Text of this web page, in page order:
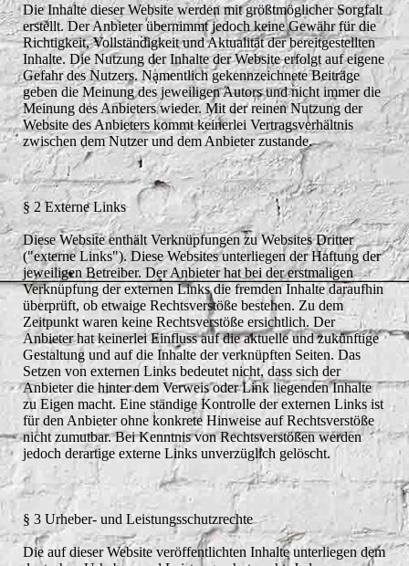
Die Inhalte dieser Website werden mit größtmöglicher Sorgfalt
erstellt. Der Anbieter übernimmt jedoch keine Gewähr für die
Richtigkeit, Vollständigkeit und Aktualität der bereitgestellten
Inhalte. Die Nutzung der Inhalte der Website erfolgt auf eigene
Gefahr des Nutzers. Namentlich gekennzeichnete Beiträge
geben die Meinung des jeweiligen Autors und nicht immer die
Meinung des Anbieters wieder. Mit der reinen Nutzung der
Website des Anbieters kommt keinerlei Vertragsverhältnis
zwischen dem Nutzer und dem Anbieter zustande.
§ 2 Externe Links
Diese Website enthält Verknüpfungen zu Websites Dritter
("externe Links"). Diese Websites unterliegen der Haftung der
jeweiligen Betreiber. Der Anbieter hat bei der erstmaligen
Verknüpfung der externen Links die fremden Inhalte daraufhin
überprüft, ob etwaige Rechtsverstöße bestehen. Zu dem
Zeitpunkt waren keine Rechtsverstöße ersichtlich. Der
Anbieter hat keinerlei Einfluss auf die aktuelle und zukünftige
Gestaltung und auf die Inhalte der verknüpften Seiten. Das
Setzen von externen Links bedeutet nicht, dass sich der
Anbieter die hinter dem Verweis oder Link liegenden Inhalte
zu Eigen macht. Eine ständige Kontrolle der externen Links ist
für den Anbieter ohne konkrete Hinweise auf Rechtsverstöße
nicht zumutbar. Bei Kenntnis von Rechtsverstößen werden
jedoch derartige externe Links unverzüglich gelöscht.
§ 3 Urheber- und Leistungsschutzrechte
Die auf dieser Website veröffentlichten Inhalte unterliegen dem